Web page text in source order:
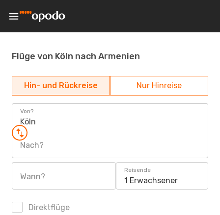
Flüge von Köln nach Armenien
Hin- und Rückreise Nur Hinreise
Von?
Köln
Nach?
Wann?
Reisende
1 Erwachsener
Direktflüge